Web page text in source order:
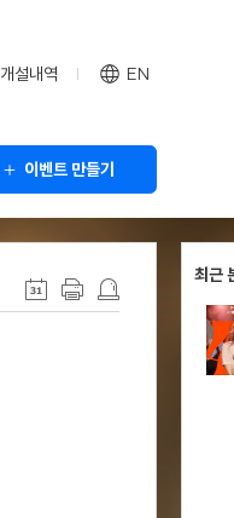
개설내역 EN
이벤트 만들기
최근